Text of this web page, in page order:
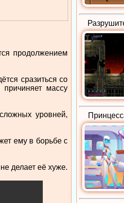
продолжением
сразиться со
массу
уровней,
ему в борьбе с
делает её хуже.